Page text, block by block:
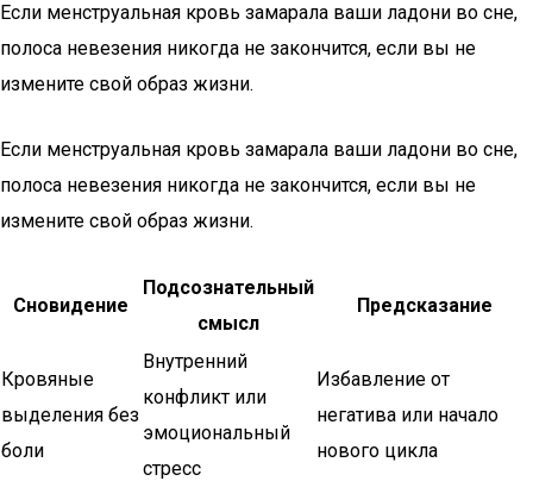
Если менструальная кровь замарала ваши ладони во сне,
полоса невезения никогда не закончится, если вы не
измените свой образ жизни.
Если менструальная кровь замарала ваши ладони во сне,
полоса невезения никогда не закончится, если вы не
измените свой образ жизни.
Сновидение
Подсознательный
смысл
Предсказание
Кровяные
выделения без
боли
Внутренний
конфликт или
эмоциональный
стресс
Избавление от
негатива или начало
нового цикла